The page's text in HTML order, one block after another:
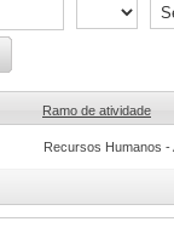
Ramo de atividade
Recursos Humanos -